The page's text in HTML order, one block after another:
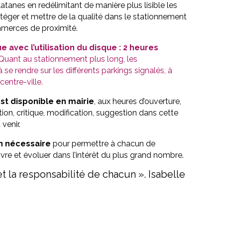
en redélimitant de manière plus lisible les
et mettre de la qualité dans le stationnement
de proximité.
avec l’utilisation du disque : 2 heures
au stationnement plus long, les
rendre sur les différents parkings signalés, à
ville.
disponible en mairie, aux heures d’ouverture,
critique, modification, suggestion dans cette
nécessaire pour permettre à chacun de
et évoluer dans l’intérêt du plus grand nombre.
la responsabilité de chacun ». Isabelle